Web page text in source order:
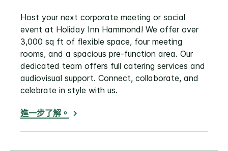
Host your next corporate meeting or social
event at Holiday Inn Hammond! We offer over
3,000 sq ft of flexible space, four meeting
rooms, and a spacious pre-function area. Our
dedicated team offers full catering services and
audiovisual support. Connect, collaborate, and
celebrate in style with us.
進一步了解。